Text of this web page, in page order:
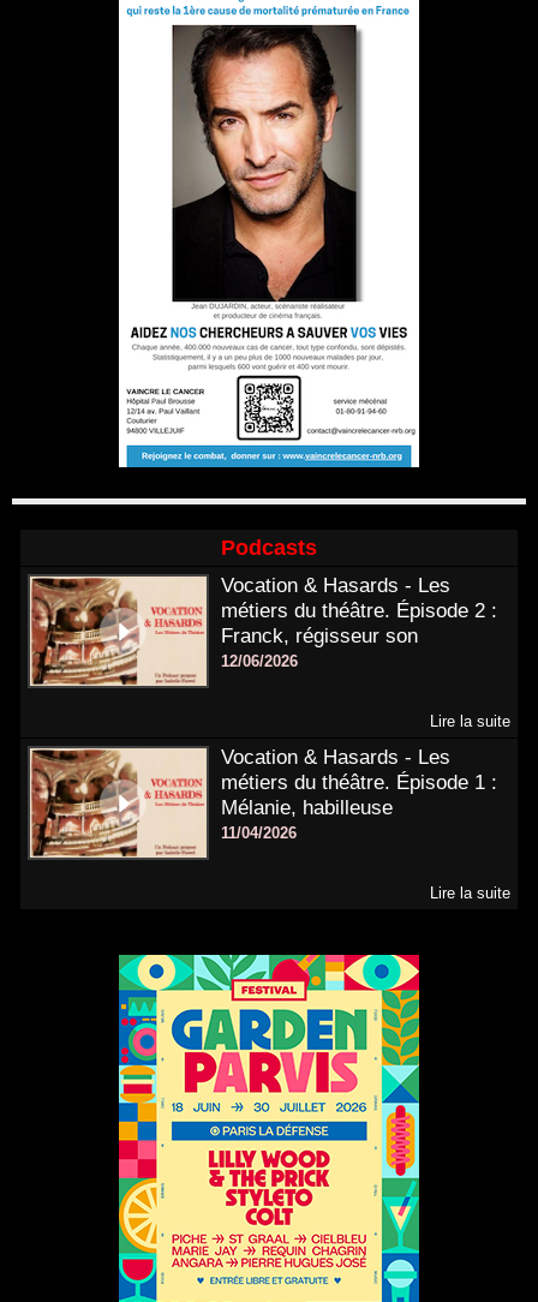
Podcasts
Vocation & Hasards - Les
métiers du théâtre. Épisode 2 :
Franck, régisseur son
12/06/2026
Lire la suite
Vocation & Hasards - Les
métiers du théâtre. Épisode 1 :
Mélanie, habilleuse
11/04/2026
Lire la suite